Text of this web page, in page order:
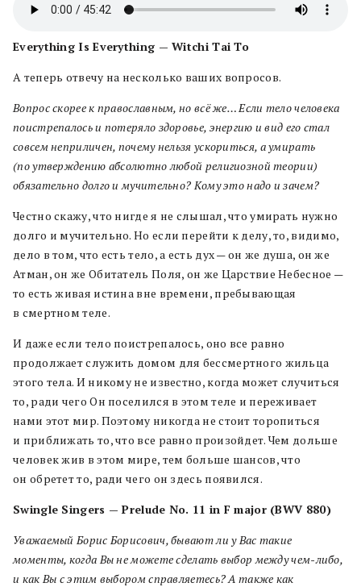
Everything Is Everything — Witchi Tai To
А теперь отвечу на несколько ваших вопросов.
Вопрос скорее к православным, но всё же… Если тело человека
поистрепалось и потеряло здоровье, энергию и вид его стал
совсем неприличен, почему нельзя ускориться, а умирать
(по утверждению абсолютно любой религиозной теории)
обязательно долго и мучительно? Кому это надо и зачем?
Честно скажу, что нигде я не слышал, что умирать нужно
долго и мучительно. Но если перейти к делу, то, видимо,
дело в том, что есть тело, а есть дух — он же душа, он же
Атман, он же Обитатель Поля, он же Царствие Небесное —
то есть живая истина вне времени, пребывающая
в смертном теле.
И даже если тело поистрепалось, оно все равно
продолжает служить домом для бессмертного жильца
этого тела. И никому не известно, когда может случиться
то, ради чего Он поселился в этом теле и переживает
нами этот мир. Поэтому никогда не стоит торопиться
и приближать то, что все равно произойдет. Чем дольше
человек жив в этом мире, тем больше шансов, что
он обретет то, ради чего он здесь появился.
Swingle Singers — Prelude No. 11 in F major (BWV 880)
Уважаемый Борис Борисович, бывают ли у Вас такие
моменты, когда Вы не можете сделать выбор между чем-либо,
и как Вы с этим выбором справляетесь? А также как